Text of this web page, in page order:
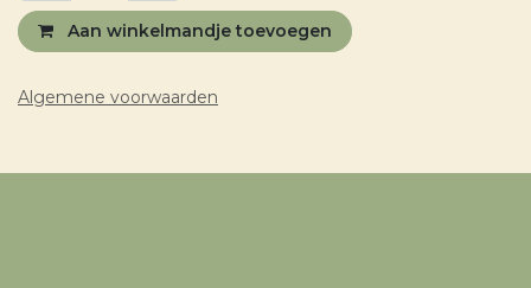
Aan winkelmandje toevoegen
Algemene voorwaarden